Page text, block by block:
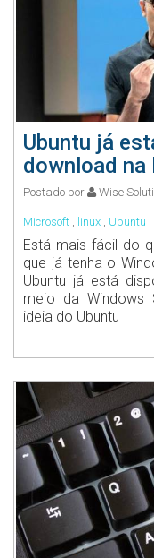
Ubuntu já
download na
Postado por Wise
Microsoft , linux , Ubuntu
Está mais fácil do
que já tenha o
Ubuntu já está
meio da Windows
ideia do Ubuntu